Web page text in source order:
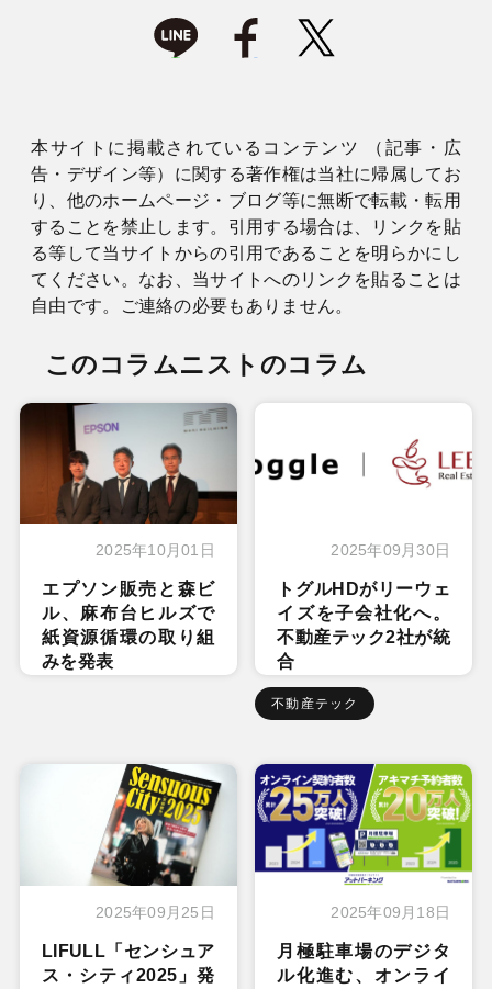
本サイトに掲載されているコンテンツ （記事・広
告・デザイン等）に関する著作権は当社に帰属してお
り、他のホームページ・ブログ等に無断で転載・転用
することを禁止します。引用する場合は、リンクを貼
る等して当サイトからの引用であることを明らかにし
てください。なお、当サイトへのリンクを貼ることは
自由です。ご連絡の必要もありません。
このコラムニストのコラム
2025年10月01日
エプソン販売と森ビ
ル、麻布台ヒルズで
紙資源循環の取り組
みを発表
2025年09月30日
トグルHDがリーウェ
イズを子会社化へ。
不動産テック2社が統
合
不動産テック
2025年09月25日
LIFULL「センシュア
ス・シティ2025」発
2025年09月18日
月極駐車場のデジタ
ル化進む、オンライ